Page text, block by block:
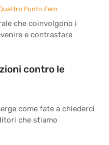
Punto Zero
che coinvolgono i
e contrastare
contro le
come fate a chiederci
che stiamo